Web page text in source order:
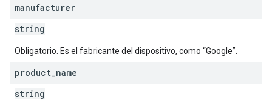
manufacturer
string
Obligatorio. Es el fabricante del dispositivo, como “Google”.
product name
string